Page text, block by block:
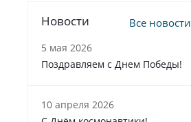
Новости Все новости
5 мая 2026
Поздравляем с Днем Победы!
10 апреля 2026